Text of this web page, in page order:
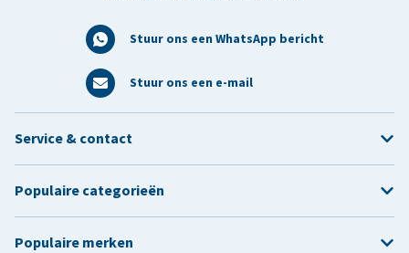
Stuur ons een WhatsApp bericht
Stuur ons een e-mail
Service & contact
Populaire categorieën
Populaire merken